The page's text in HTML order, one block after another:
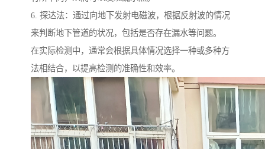
6. 探达法：通过向地下发射电磁波，根据反射波的情况
来判断地下管道的状况，包括是否存在漏水等问题。
在实际检测中，通常会根据具体情况选择一种或多种方
法相结合，以提高检测的准确性和效率。